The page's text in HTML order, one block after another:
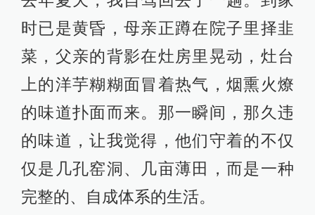
时已是黄昏，母亲正蹲在院子里择韭
菜，父亲的背影在灶房里晃动，灶台
上的洋芋糊糊面冒着热气，烟熏火燎
的味道扑面而来。那一瞬间，那久违
的味道，让我觉得，他们守着的不仅
仅是几孔窑洞、几亩薄田，而是一种
完整的、自成体系的生活。